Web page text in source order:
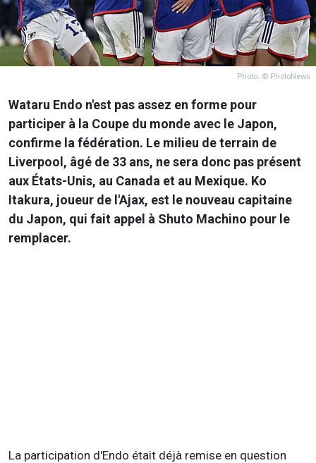
Photo: © PhotoNews
Wataru Endo n'est pas assez en forme pour
participer à la Coupe du monde avec le Japon,
confirme la fédération. Le milieu de terrain de
Liverpool, âgé de 33 ans, ne sera donc pas présent
aux États-Unis, au Canada et au Mexique. Ko
Itakura, joueur de l'Ajax, est le nouveau capitaine
du Japon, qui fait appel à Shuto Machino pour le
remplacer.
La participation d'Endo était déjà remise en question